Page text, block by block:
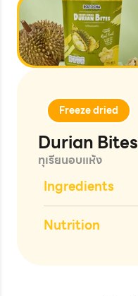
Freeze dried
Durian Bites
ทุเรียนอบแห้ง
Ingredients
Nutrition